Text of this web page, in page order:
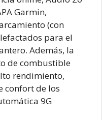
Garmin,
(con
para el
Además, la
de combustible
rendimiento,
confort de los
9G